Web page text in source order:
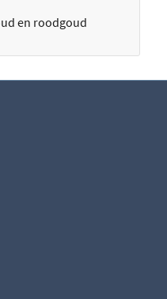
en roodgoud